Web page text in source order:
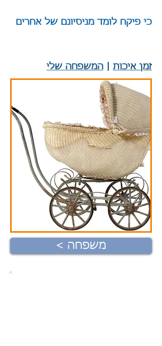
כי פיקח לומד מניסיונם של אחרים
זמן איכות המשפחה שלי
< משפחה